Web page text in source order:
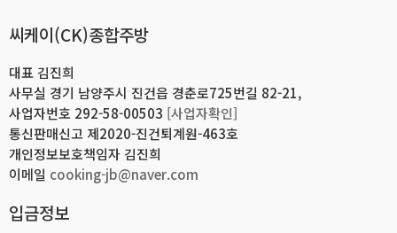
씨케이(CK)종합주방
대표 김진희
사무실 경기 남양주시 진건읍 경춘로725번길 82-21,
사업자번호 292-58-00503 [사업자확인]
통신판매신고 제2020-진건퇴계원-463호
개인정보보호책임자 김진희
이메일 cooking-jb@naver.com
입금정보